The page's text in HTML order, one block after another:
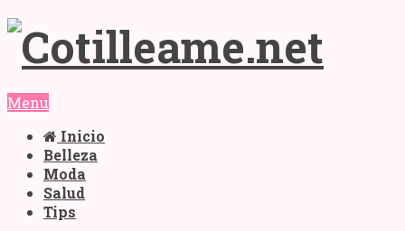
Menu
Inicio
Belleza
Moda
Salud
Tips